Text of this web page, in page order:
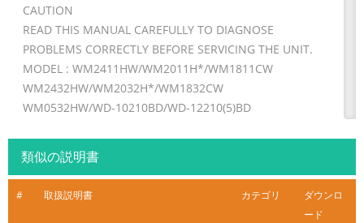
CAUTION
READ THIS MANUAL CAREFULLY TO DIAGNOSE
PROBLEMS CORRECTLY BEFORE SERVICING THE UNIT.
MODEL : WM2411HW/WM2011H*/WM1811CW
WM2432HW/WM2032H*/WM1832CW
WM0532HW/WD-10210BD/WD-12210(5)BD
100
ページ2に含まれる内容の要旨
類似の説明書
# 取扱説明書 カテゴリ
ダウンロ
ード